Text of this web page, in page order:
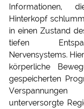
Informationen,
Hinterkopf
in einen Zustand
tiefen
Nervensystems.
körperliche
gespeicherten
unterversorgte